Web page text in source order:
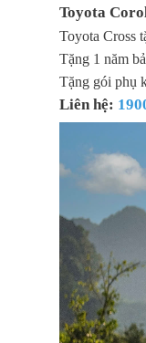
Toyota
Toyota Cross
Tặng 1 năm
Tặng gói phụ
Liên hệ: